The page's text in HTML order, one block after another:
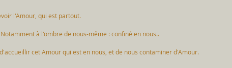
l'Amour, qui est partout.
à l'ombre de nous-même : confiné en nous..
cet Amour qui est en nous, et de nous contaminer d'Amour.